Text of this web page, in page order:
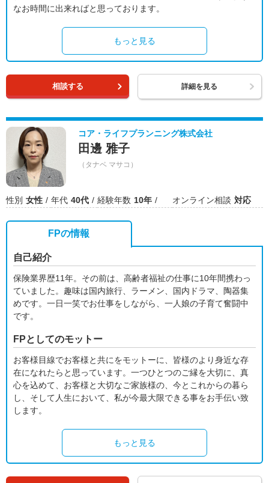
なお時間に出来ればと思っております。
もっと見る
相談する 詳細を見る
コア・ライフプランニング株式会社
田邊 雅子
（タナベ マサコ）
性別 女性 年代 40代 経験年数 10年 オンライン相談 対応
FPの情報
自己紹介
保険業界歴11年。その前は、高齢者福祉の仕事に10年間携わっ
ていました。趣味は国内旅行、ラーメン、国内ドラマ、陶器集
めです。一日一笑でお仕事をしながら、一人娘の子育て奮闘中
です。
FPとしてのモットー
お客様目線でお客様と共にをモットーに、皆様のより身近な存
在になれたらと思っています。一つひとつのご縁を大切に、真
心を込めて、お客様と大切なご家族様の、今とこれからの暮ら
し、そして人生において、私が今最大限できる事をお手伝い致
します。
もっと見る